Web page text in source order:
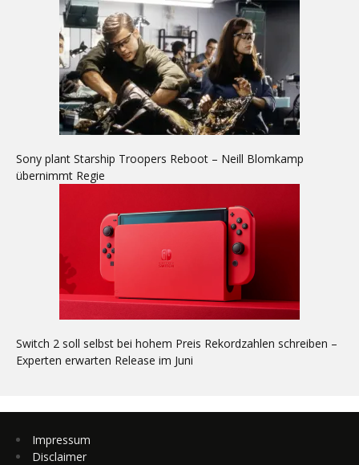
Sony plant Starship Troopers Reboot – Neill Blomkamp
übernimmt Regie
Switch 2 soll selbst bei hohem Preis Rekordzahlen schreiben –
Experten erwarten Release im Juni
Impressum
Disclaimer